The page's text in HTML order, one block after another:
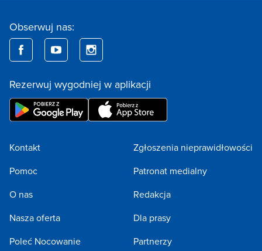
Obserwuj nas:
Rezerwuj wygodniej w aplikacji
Kontakt
Pomoc
O nas
Nasza oferta
Poleć Nocowanie
Zgłoszenia nieprawidłowości
Patronat medialny
Redakcja
Dla prasy
Partnerzy